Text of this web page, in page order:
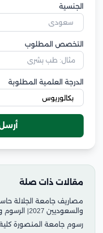
الجنسية
التخصص المطلوب
الدرجة العلمية المطلوبة
مقالات ذات صلة
مصاريف جامعة الجلالة
والسعوديين 2027| الرسوم وشروط القبول والتقديم
رسوم جامعة المنصورة